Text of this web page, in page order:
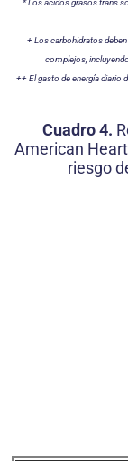
* Los ácidos grasos trans
+ Los carbohidratos
complejos,
++ El gasto de energía diario
Cuadro 4.
American
riesgo